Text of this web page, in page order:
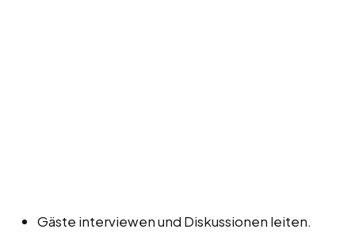
Gäste interviewen und Diskussionen leiten.